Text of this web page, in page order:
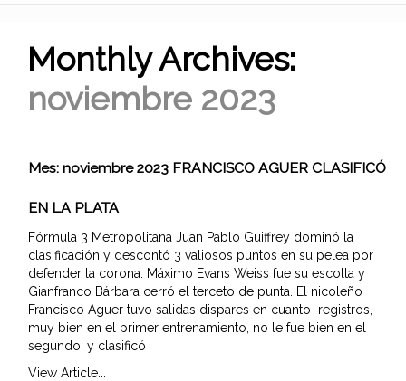
Monthly Archives:
noviembre 2023
Mes: noviembre 2023 FRANCISCO AGUER CLASIFICÓ
EN LA PLATA
Fórmula 3 Metropolitana Juan Pablo Guiffrey dominó la
clasificación y descontó 3 valiosos puntos en su pelea por
defender la corona. Máximo Evans Weiss fue su escolta y
Gianfranco Bárbara cerró el terceto de punta. El nicoleño
Francisco Aguer tuvo salidas dispares en cuanto registros,
muy bien en el primer entrenamiento, no le fue bien en el
segundo, y clasificó
View Article...